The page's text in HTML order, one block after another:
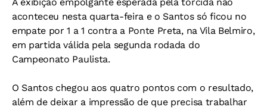
aconteceu nesta quarta-feira e o Santos só ficou no
empate por 1 a 1 contra a Ponte Preta, na Vila Belmiro,
em partida válida pela segunda rodada do
Campeonato Paulista.
O Santos chegou aos quatro pontos com o resultado,
além de deixar a impressão de que precisa trabalhar